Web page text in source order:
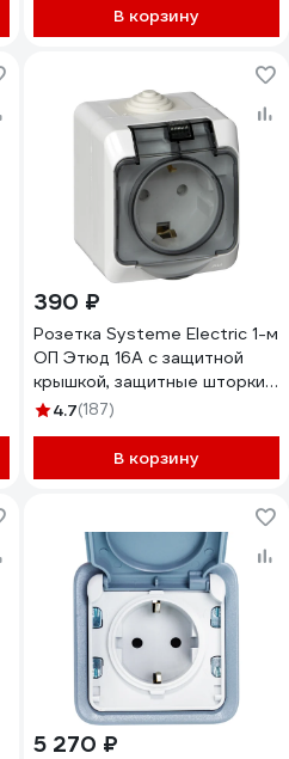
В корзину
390 ₽
Розетка Systeme Electric 1-м
ОП Этюд 16А с защитной
крышкой, защитные шторки,
с заземлением, IP44, белая
4.7(187)
В корзину
5 270 ₽